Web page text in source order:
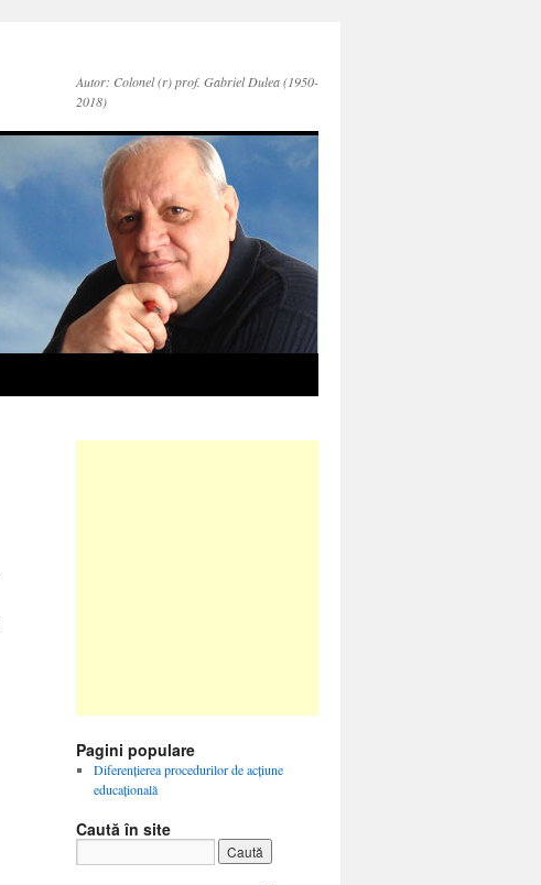
Autor: Colonel (r) prof. Gabriel Dulea (1950-
2018)
Pagini populare
Diferenţierea procedurilor de acţiune
educaţională
Caută în site